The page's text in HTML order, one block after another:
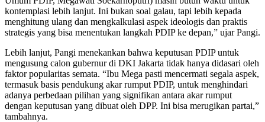
kontemplasi lebih lanjut. Ini bukan soal galau, tapi lebih kepada
menghitung ulang dan mengkalkulasi aspek ideologis dan praktis
strategis yang bisa menentukan langkah PDIP ke depan,” ujar Pangi.
Lebih lanjut, Pangi menekankan bahwa keputusan PDIP untuk
mengusung calon gubernur di DKI Jakarta tidak hanya didasari oleh
faktor popularitas semata. “Ibu Mega pasti mencermati segala aspek,
termasuk basis pendukung akar rumput PDIP, untuk menghindari
adanya perbedaan pilihan yang signifikan antara akar rumput
dengan keputusan yang dibuat oleh DPP. Ini bisa merugikan partai,”
tambahnya.